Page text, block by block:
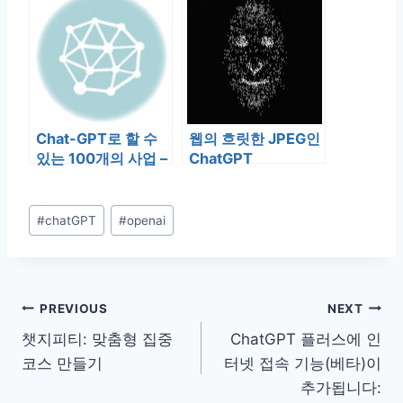
Chat-GPT로 할 수
있는 100개의 사업 –
웹의 흐릿한 JPEG인
ChatGPT
Post
Tags:
#chatGPT #openai
글
탐
PREVIOUS
챗지피티: 맞춤형 집중
코스 만들기
NEXT
ChatGPT 플러스에 인
터넷 접속 기능(베타)이
추가됩니다: